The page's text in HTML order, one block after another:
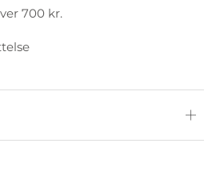
700 kr.